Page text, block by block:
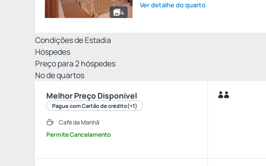
4
Ver detalhe do quarto
Condições de Estadia
Hóspedes
Preço para2hóspedes
Nº de quartos
Melhor Preço Disponível
Pague com Cartão de crédito(+1)
Café da Manhã
Permite Cancelamento